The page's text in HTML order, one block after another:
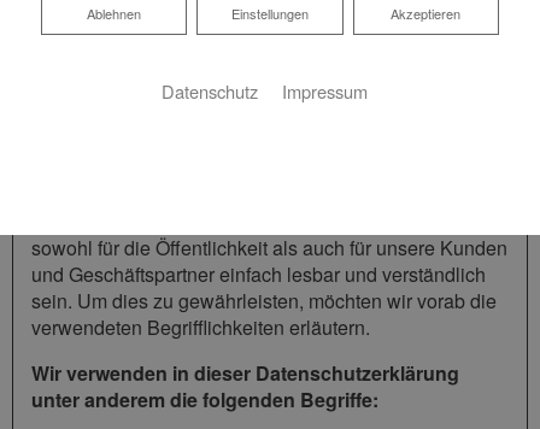
sowohl für die Öffentlichkeit als auch für unsere Kunden
und Geschäftspartner einfach lesbar und verständlich
sein. Um dies zu gewährleisten, möchten wir vorab die
verwendeten Begrifflichkeiten erläutern.
Wir verwenden in dieser Datenschutzerklärung
unter anderem die folgenden Begriffe:
Akzeptieren
Einstellungen
Ablehnen
Ablehnen
Datenschutz Impressum